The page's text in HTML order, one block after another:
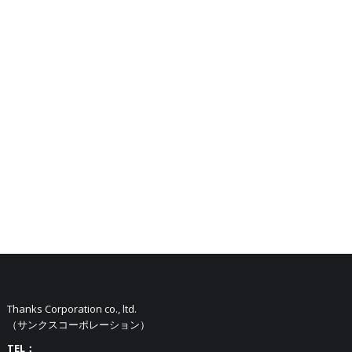
Thanks Corporation co., ltd.
（サンクスコーポレーション）
TEL：